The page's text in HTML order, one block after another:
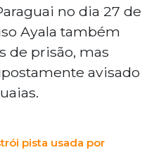
no dia 27 de
Ayala também
de prisão, mas
avisado
pista usada por